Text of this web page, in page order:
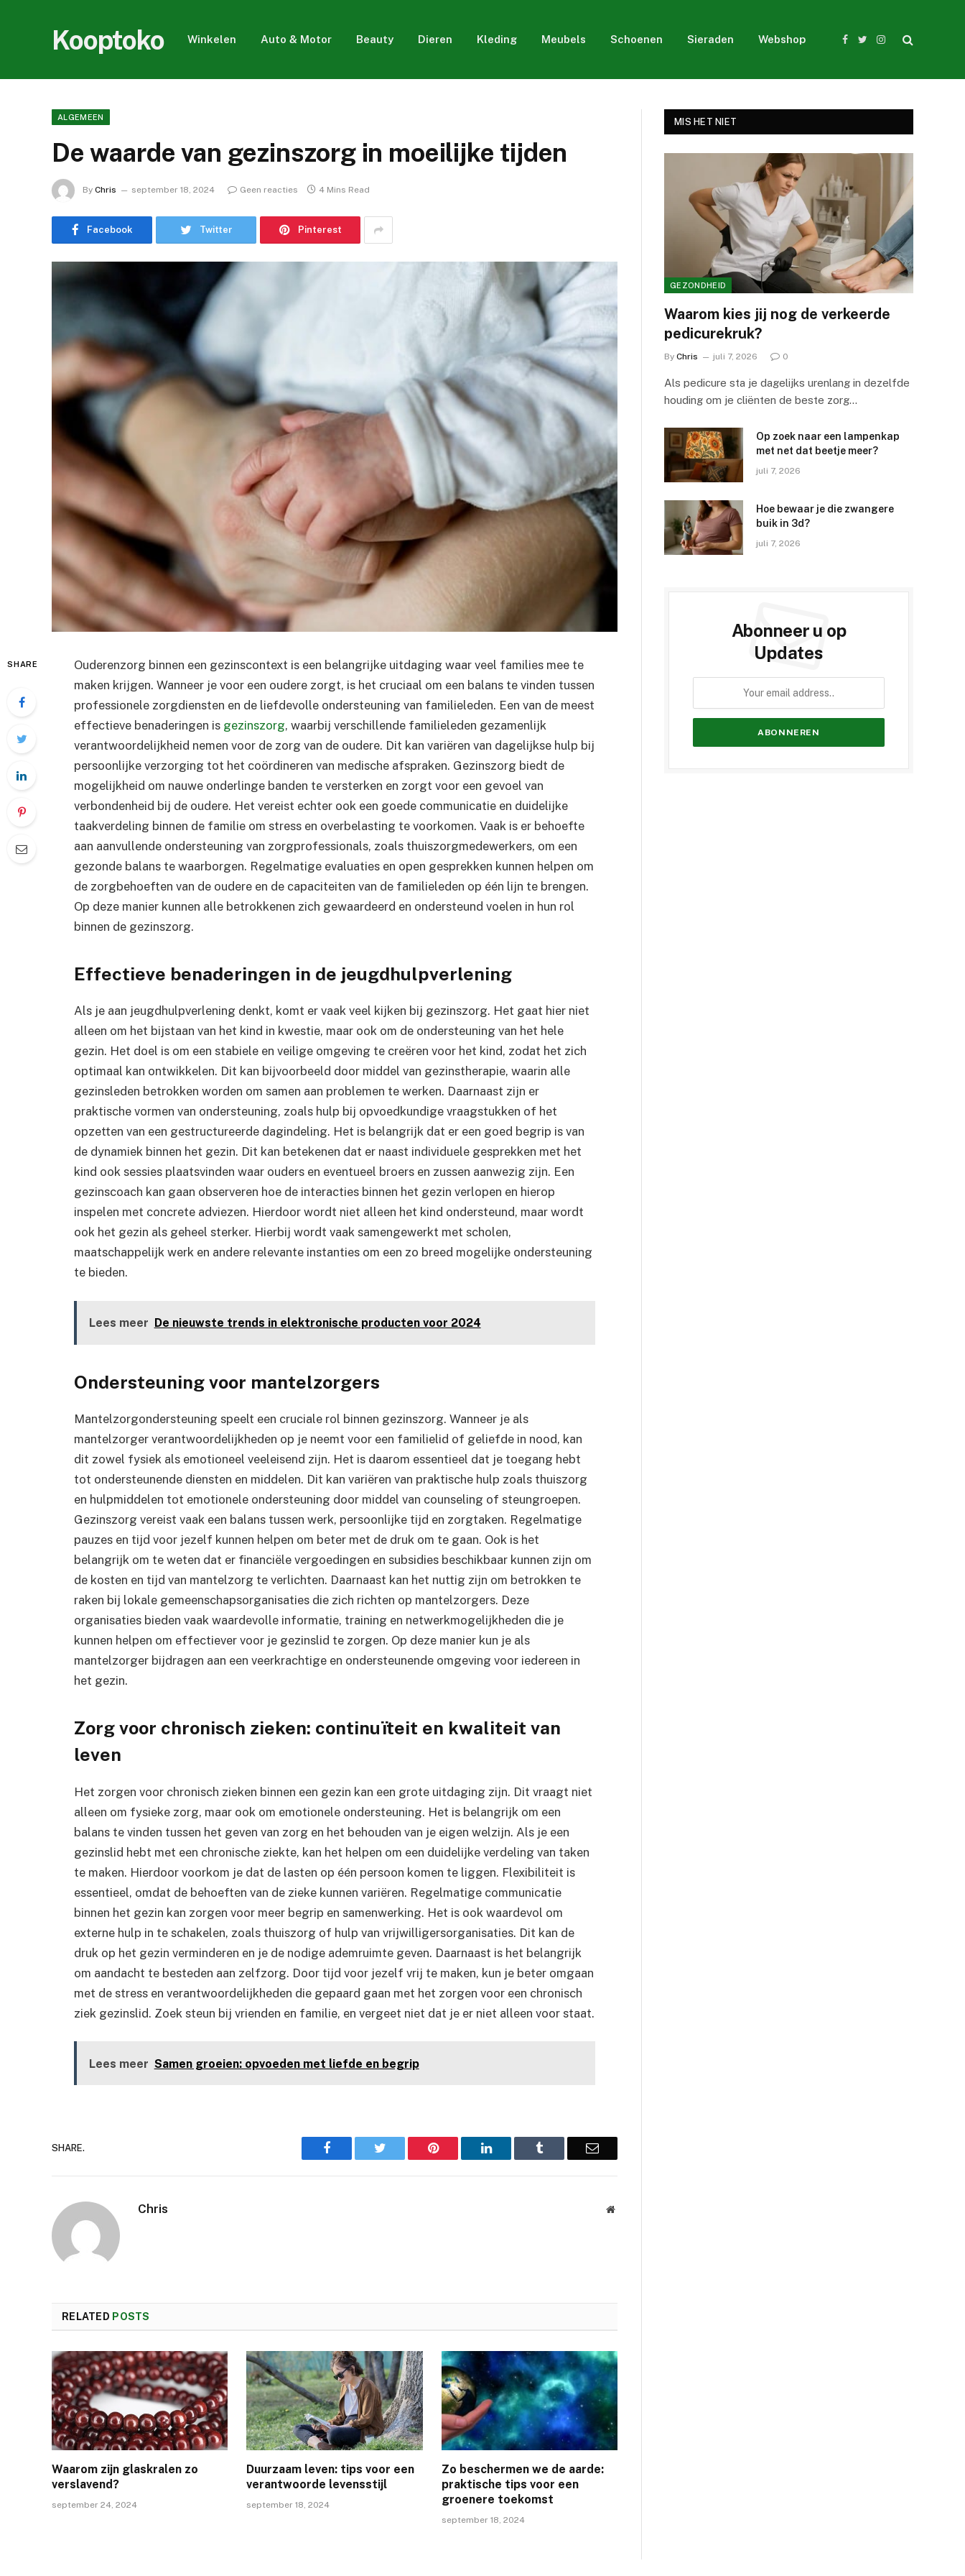
Kooptoko Winkelen Auto & Motor Beauty Dieren Kleding Meubels Schoenen Sieraden Webshop
Facebook
TwitterInstagram
ALGEMEEN
De waarde van gezinszorg in moeilijke tijden
By Chris september 18, 2024 Geen reacties 4 Mins Read
Facebook Twitter Pinterest
SHARE
Ouderenzorg binnen een gezinscontext is een belangrijke uitdaging waar veel families mee te
maken krijgen. Wanneer je voor een oudere zorgt, is het cruciaal om een balans te vinden tussen
professionele zorgdiensten en de liefdevolle ondersteuning van familieleden. Een van de meest
effectieve benaderingen is gezinszorg, waarbij verschillende familieleden gezamenlijk
verantwoordelijkheid nemen voor de zorg van de oudere. Dit kan variëren van dagelijkse hulp bij
persoonlijke verzorging tot het coördineren van medische afspraken. Gezinszorg biedt de
mogelijkheid om nauwe onderlinge banden te versterken en zorgt voor een gevoel van
verbondenheid bij de oudere. Het vereist echter ook een goede communicatie en duidelijke
taakverdeling binnen de familie om stress en overbelasting te voorkomen. Vaak is er behoefte
aan aanvullende ondersteuning van zorgprofessionals, zoals thuiszorgmedewerkers, om een
gezonde balans te waarborgen. Regelmatige evaluaties en open gesprekken kunnen helpen om
de zorgbehoeften van de oudere en de capaciteiten van de familieleden op één lijn te brengen.
Op deze manier kunnen alle betrokkenen zich gewaardeerd en ondersteund voelen in hun rol
binnen de gezinszorg.
Effectieve benaderingen in de jeugdhulpverlening
Als je aan jeugdhulpverlening denkt, komt er vaak veel kijken bij gezinszorg. Het gaat hier niet
alleen om het bijstaan van het kind in kwestie, maar ook om de ondersteuning van het hele
gezin. Het doel is om een stabiele en veilige omgeving te creëren voor het kind, zodat het zich
optimaal kan ontwikkelen. Dit kan bijvoorbeeld door middel van gezinstherapie, waarin alle
gezinsleden betrokken worden om samen aan problemen te werken. Daarnaast zijn er
praktische vormen van ondersteuning, zoals hulp bij opvoedkundige vraagstukken of het
opzetten van een gestructureerde dagindeling. Het is belangrijk dat er een goed begrip is van
de dynamiek binnen het gezin. Dit kan betekenen dat er naast individuele gesprekken met het
kind ook sessies plaatsvinden waar ouders en eventueel broers en zussen aanwezig zijn. Een
gezinscoach kan gaan observeren hoe de interacties binnen het gezin verlopen en hierop
inspelen met concrete adviezen. Hierdoor wordt niet alleen het kind ondersteund, maar wordt
ook het gezin als geheel sterker. Hierbij wordt vaak samengewerkt met scholen,
maatschappelijk werk en andere relevante instanties om een zo breed mogelijke ondersteuning
te bieden.
Lees meer De nieuwste trends in elektronische producten voor 2024
Ondersteuning voor mantelzorgers
Mantelzorgondersteuning speelt een cruciale rol binnen gezinszorg. Wanneer je als
mantelzorger verantwoordelijkheden op je neemt voor een familielid of geliefde in nood, kan
dit zowel fysiek als emotioneel veeleisend zijn. Het is daarom essentieel dat je toegang hebt
tot ondersteunende diensten en middelen. Dit kan variëren van praktische hulp zoals thuiszorg
en hulpmiddelen tot emotionele ondersteuning door middel van counseling of steungroepen.
Gezinszorg vereist vaak een balans tussen werk, persoonlijke tijd en zorgtaken. Regelmatige
pauzes en tijd voor jezelf kunnen helpen om beter met de druk om te gaan. Ook is het
belangrijk om te weten dat er financiële vergoedingen en subsidies beschikbaar kunnen zijn om
de kosten en tijd van mantelzorg te verlichten. Daarnaast kan het nuttig zijn om betrokken te
raken bij lokale gemeenschapsorganisaties die zich richten op mantelzorgers. Deze
organisaties bieden vaak waardevolle informatie, training en netwerkmogelijkheden die je
kunnen helpen om effectiever voor je gezinslid te zorgen. Op deze manier kun je als
mantelzorger bijdragen aan een veerkrachtige en ondersteunende omgeving voor iedereen in
het gezin.
Zorg voor chronisch zieken: continuïteit en kwaliteit van
leven
Het zorgen voor chronisch zieken binnen een gezin kan een grote uitdaging zijn. Dit vraagt niet
alleen om fysieke zorg, maar ook om emotionele ondersteuning. Het is belangrijk om een
balans te vinden tussen het geven van zorg en het behouden van je eigen welzijn. Als je een
gezinslid hebt met een chronische ziekte, kan het helpen om een duidelijke verdeling van taken
te maken. Hierdoor voorkom je dat de lasten op één persoon komen te liggen. Flexibiliteit is
essentieel, omdat de behoeften van de zieke kunnen variëren. Regelmatige communicatie
binnen het gezin kan zorgen voor meer begrip en samenwerking. Het is ook waardevol om
externe hulp in te schakelen, zoals thuiszorg of hulp van vrijwilligersorganisaties. Dit kan de
druk op het gezin verminderen en je de nodige ademruimte geven. Daarnaast is het belangrijk
om aandacht te besteden aan zelfzorg. Door tijd voor jezelf vrij te maken, kun je beter omgaan
met de stress en verantwoordelijkheden die gepaard gaan met het zorgen voor een chronisch
ziek gezinslid. Zoek steun bij vrienden en familie, en vergeet niet dat je er niet alleen voor staat.
Lees meer Samen groeien: opvoeden met liefde en begrip
SHARE. Facebook Twitter Pinterest LinkedIn Tumblr Email
Chris Website
RELATED POSTS
Waarom zijn glaskralen zo
verslavend?
september 24, 2024
Duurzaam leven: tips voor een
verantwoorde levensstijl
september 18, 2024
Zo beschermen we de aarde:
praktische tips voor een
groenere toekomst
september 18, 2024
MIS HET NIET
GEZONDHEID
Waarom kies jij nog de verkeerde
pedicurekruk?
By Chris juli 7, 2026 0
Als pedicure sta je dagelijks urenlang in dezelfde
houding om je cliënten de beste zorg…
Op zoek naar een lampenkap
met net dat beetje meer?
juli 7, 2026
Hoe bewaar je die zwangere
buik in 3d?
juli 7, 2026
Abonneer u op
Updates